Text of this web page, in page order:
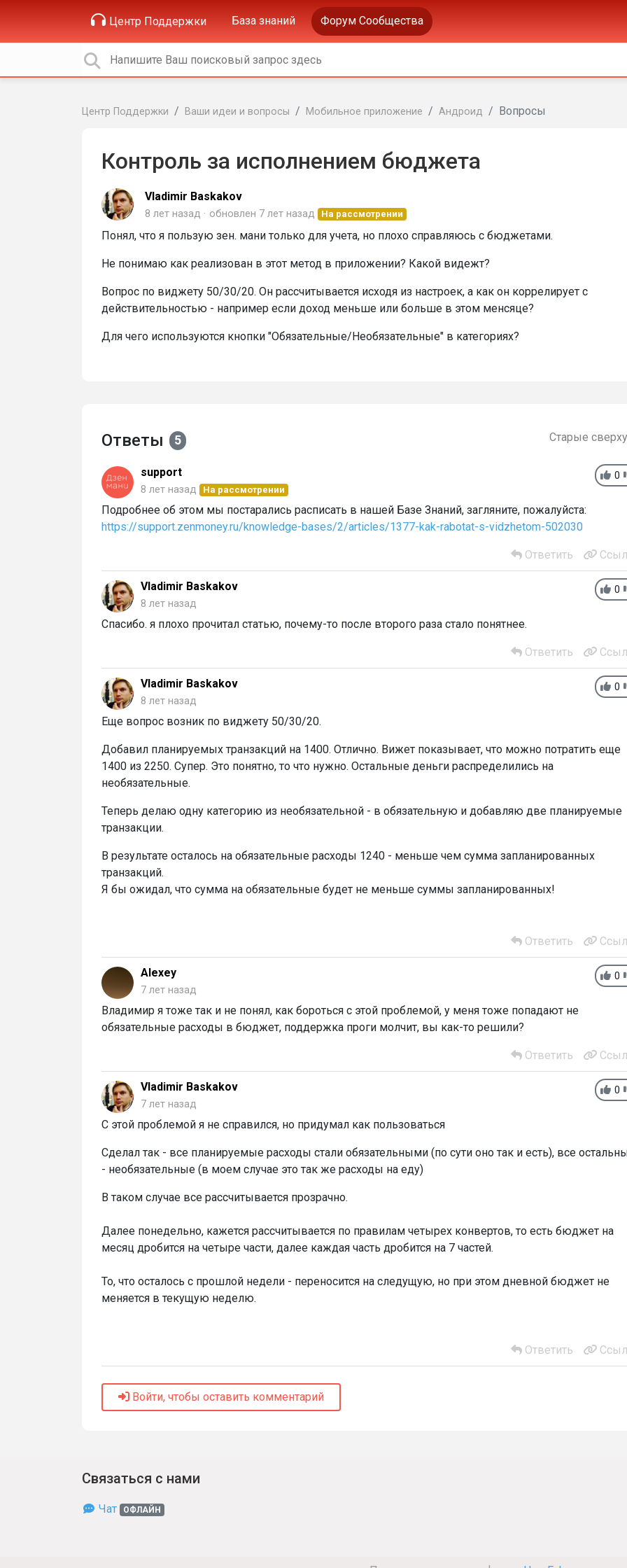
Центр Поддержки База знаний Форум Сообщества
Центр Поддержки Ваши идеи и вопросы Мобильное приложение Андроид Вопросы
Контроль за исполнением бюджета
Vladimir Baskakov
8 лет назад обновлен 7 лет назад На рассмотрении
Понял, что я пользую зен. мани только для учета, но плохо справляюсь с бюджетами.
Не понимаю как реализован в этот метод в приложении? Какой видежт?
Вопрос по виджету 50/30/20. Он рассчитывается исходя из настроек, а как он коррелирует с
действительностью - например если доход меньше или больше в этом менсяце?
Для чего используются кнопки "Обязательные/Необязательные" в категориях?
Ответы 5 Старые
0
support
8 лет назад На рассмотрении
Подробнее об этом мы постарались расписать в нашей Базе Знаний, загляните, пожалуйста:
https://support.zenmoney.ru/knowledge-bases/2/articles/1377-kak-rabotat-s-vidzhetom-502030
Ответить
0
Vladimir Baskakov
8 лет назад
Спасибо. я плохо прочитал статью, почему-то после второго раза стало понятнее.
Ответить
0
Vladimir Baskakov
8 лет назад
Еще вопрос возник по виджету 50/30/20.
Добавил планируемых транзакций на 1400. Отлично. Вижет показывает, что можно потратить еще
1400 из 2250. Супер. Это понятно, то что нужно. Остальные деньги распределились на
необязательные.
Теперь делаю одну категорию из необязательной - в обязательную и добавляю две планируемые
транзакции.
В результате осталось на обязательные расходы 1240 - меньше чем сумма запланированных
транзакций.
Я бы ожидал, что сумма на обязательные будет не меньше суммы запланированных!
Ответить
0
Alexey
7 лет назад
Владимир я тоже так и не понял, как бороться с этой проблемой, у меня тоже попадают не
обязательные расходы в бюджет, поддержка проги молчит, вы как-то решили?
Ответить
0
Vladimir Baskakov
7 лет назад
С этой проблемой я не справился, но придумал как пользоваться
Сделал так - все планируемые расходы стали обязательными (по сути оно так и есть), все
- необязательные (в моем случае это так же расходы на еду)
В таком случае все рассчитывается прозрачно.
Далее понедельно, кажется рассчитывается по правилам четырех конвертов, то есть бюджет на
месяц дробится на четыре части, далее каждая часть дробится на 7 частей.
То, что осталось с прошлой недели - переносится на следущую, но при этом дневной бюджет не
меняется в текущую неделю.
Ответить
Войти, чтобы оставить комментарий
Связаться с нами
Чат ОФЛАЙН